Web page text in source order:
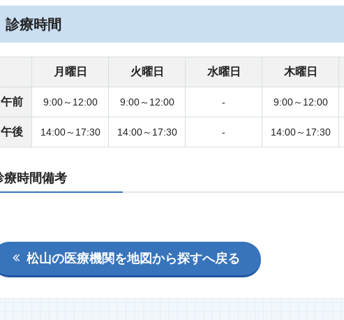
診療時間
月曜日 火曜日 水曜日 木曜日
午前 9:00～12:00 9:00～12:00 - 9:00～12:00
午後 14:00～17:30 14:00～17:30 - 14:00～17:30
療時間備考
松山の医療機関を地図から探すへ戻る